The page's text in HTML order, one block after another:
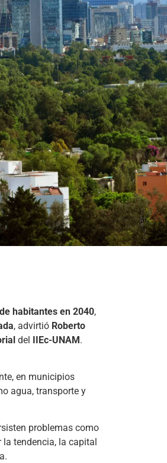
habitantes en 2040,
, advirtió Roberto
del IIEc-UNAM.
en municipios
agua, transporte y
problemas como
tendencia, la capital